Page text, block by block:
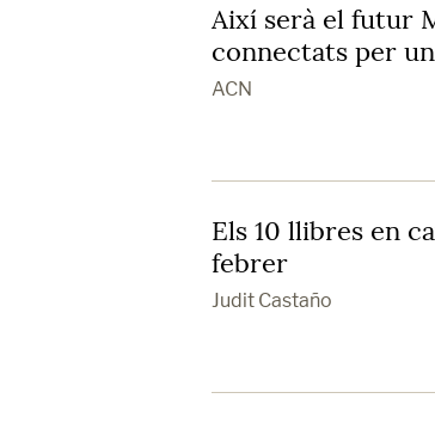
Així serà el futur
connectats per
ACN
Els 10 llibres en
febrer
Judit Castaño